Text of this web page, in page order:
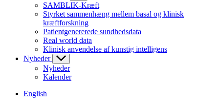
SAMBLIK-Kræft
Styrket sammenhæng mellem basal og klinisk
kræftforskning
Patientgenererede sundhedsdata
Real world data
Klinisk anvendelse af kunstig intelligens
Nyheder
Nyheder
Kalender
English